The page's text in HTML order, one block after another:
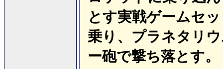
とす実戦ゲームセ
乗り、プラネタリ
ー砲で撃ち落とす。